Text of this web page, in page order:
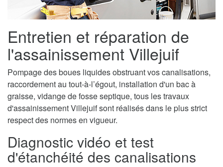
Entretien et réparation de
l'assainissement Villejuif
Pompage des boues liquides obstruant vos canalisations,
raccordement au tout-à-l’égout, installation d'un bac à
graisse, vidange de fosse septique, tous les travaux
d'assainissement Villejuif sont réalisés dans le plus strict
respect des normes en vigueur.
Diagnostic vidéo et test
d'étanchéité des canalisations